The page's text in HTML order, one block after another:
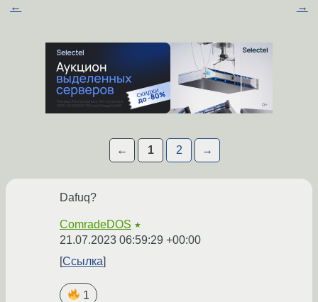
← →
← 1 2 →
Dafuq?
ComradeDOS ★
21.07.2023 06:59:29 +00:00
Ссылка
1